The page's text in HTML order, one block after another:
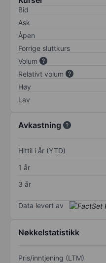
Bid
Ask
Åpen
Forrige sluttkurs
Volum
Relativt volum
Høy
Lav
Avkastning
Hittil i år (YTD)
1 år
3 år
Data levert av
Nøkkelstatistikk
Pris/inntjening (LTM)